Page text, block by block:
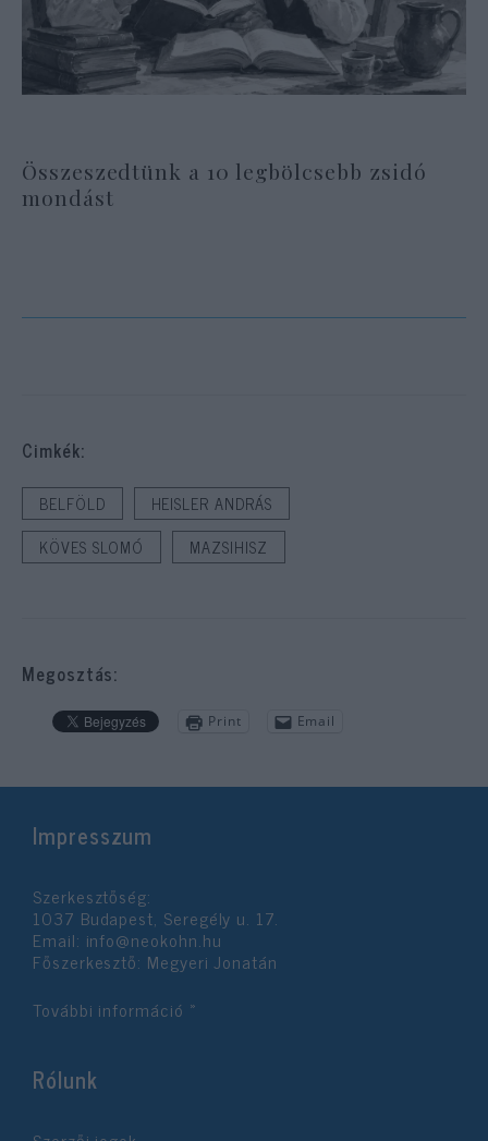
Összeszedtünk a 10 legbölcsebb zsidó
mondást
Cimkék:
BELFÖLD
HEISLER ANDRÁS
KÖVES SLOMÓ
MAZSIHISZ
Megosztás:
Print Email
Impresszum
Szerkesztőség:
1037 Budapest, Seregély u. 17.
Email: info@neokohn.hu
Főszerkesztő: Megyeri Jonatán
További információ »
Rólunk